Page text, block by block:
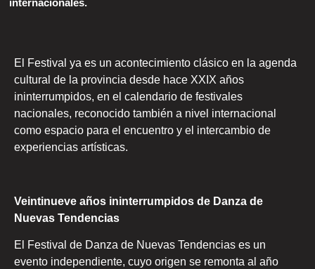
El Festival ya es un acontecimiento clásico en la agenda
cultural de la provincia desde hace XXIX años
ininterrumpidos, en el calendario de festivales
nacionales, reconocido también a nivel internacional
como espacio para el encuentro y el intercambio de
experiencias artísticas.
Veintinueve años ininterrumpidos de Danza de
Nuevas Tendencias
El Festival de Danza de Nuevas Tendencias es un
evento independiente, cuyo origen se remonta al año